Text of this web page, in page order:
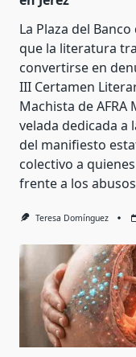
La Plaza del
que la literatura
convertirse en
III Certamen
Machista de
velada dedicada a
del manifiesto
colectivo a
frente a los
Teresa Domínguez